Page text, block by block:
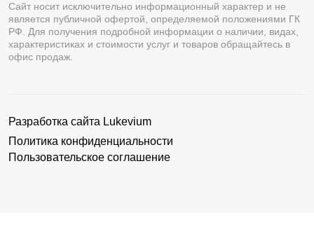
Сайт носит исключительно информационный характер и не
является публичной офертой, определяемой положениями ГК
РФ. Для получения подробной информации о наличии, видах,
характеристиках и стоимости услуг и товаров обращайтесь в
офис продаж.
Разработка сайта Lukevium
Политика конфиденциальности
Пользовательское соглашение